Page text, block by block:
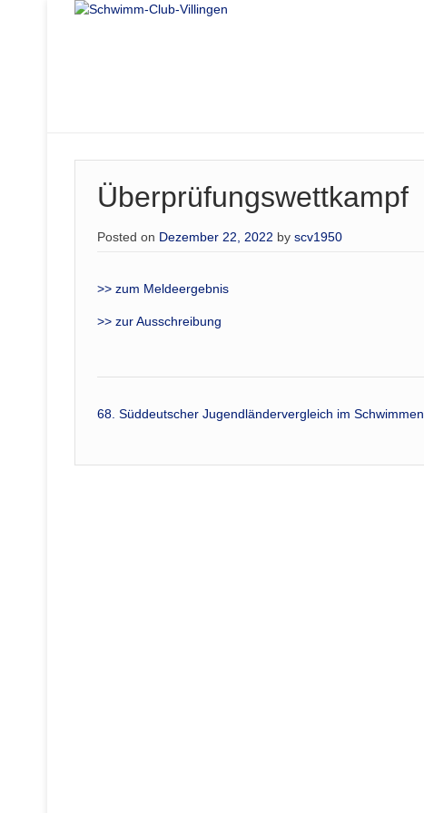
Überprüfungswettkampf
Posted on Dezember 22, 2022 by scv1950
>> zum Meldeergebnis
>> zur Ausschreibung
Beitrags-
68. Süddeutscher Jugendländervergleich im Schwimmen